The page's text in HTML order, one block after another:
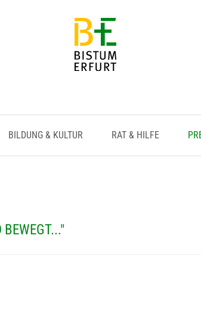
BILDUNG & KULTUR RAT & HILFE
BEWEGT..."